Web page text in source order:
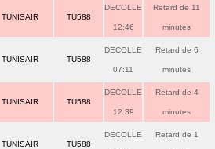
TUNISAIR TU588
DECOLLE
12:46
Retard de 11
minutes
TUNISAIR TU588
DECOLLE
07:11
Retard de 6
minutes
TUNISAIR TU588
DECOLLE
12:39
Retard de 4
minutes
TUNISAIR TU588
DECOLLE Retard de 1